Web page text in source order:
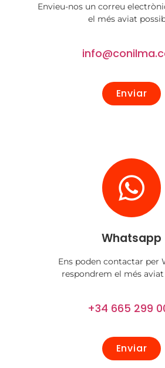
Envieu-nos un correu
el més aviat
Enviar
Whatsapp
Ens poden contactar per
respondrem el més
+34 665 299
Enviar